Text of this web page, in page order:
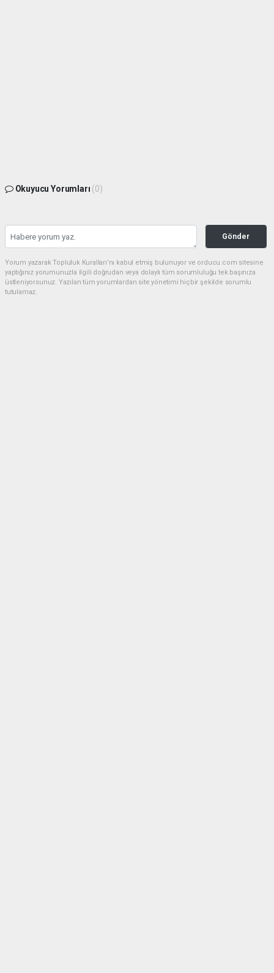
Okuyucu Yorumları (0)
Gönder
Yorum yazarak Topluluk Kuralları’nı kabul etmiş bulunuyor ve orducu.com sitesine
yaptığınız yorumunuzla ilgili doğrudan veya dolaylı tüm sorumluluğu tek başınıza
üstleniyorsunuz. Yazılan tüm yorumlardan site yönetimi hiçbir şekilde sorumlu
tutulamaz.